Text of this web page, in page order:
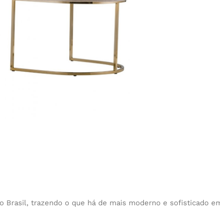
Brasil, trazendo o que há de mais moderno e sofisticado